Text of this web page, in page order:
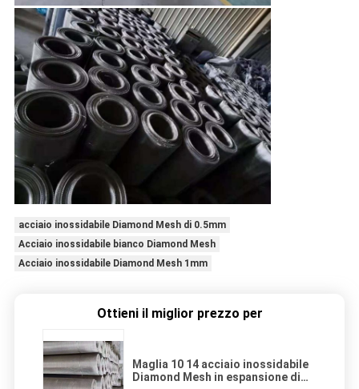
acciaio inossidabile Diamond Mesh di 0.5mm
Acciaio inossidabile bianco Diamond Mesh
Acciaio inossidabile Diamond Mesh 1mm
Ottieni il miglior prezzo per
Maglia 10 14 acciaio inossidabile
Diamond Mesh in espansione di